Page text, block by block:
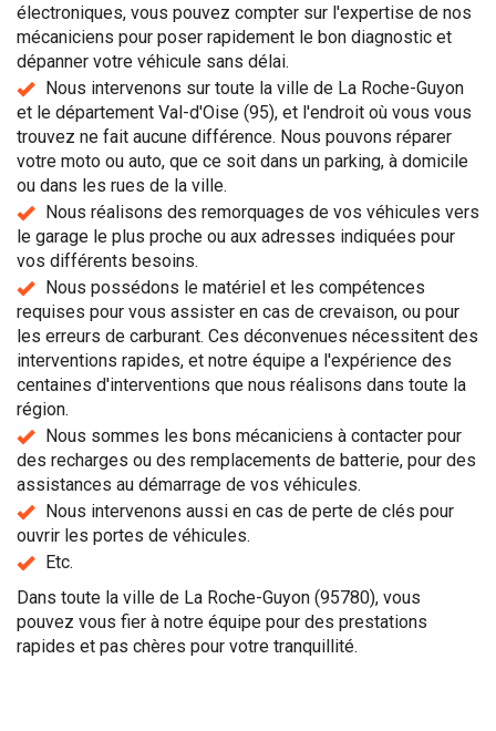
électroniques, vous pouvez compter sur l'expertise de nos
mécaniciens pour poser rapidement le bon diagnostic et
dépanner votre véhicule sans délai.
Nous intervenons sur toute la ville de La Roche-Guyon
et le département Val-d'Oise (95), et l'endroit où vous vous
trouvez ne fait aucune différence. Nous pouvons réparer
votre moto ou auto, que ce soit dans un parking, à domicile
ou dans les rues de la ville.
Nous réalisons des remorquages de vos véhicules vers
le garage le plus proche ou aux adresses indiquées pour
vos différents besoins.
Nous possédons le matériel et les compétences
requises pour vous assister en cas de crevaison, ou pour
les erreurs de carburant. Ces déconvenues nécessitent des
interventions rapides, et notre équipe a l'expérience des
centaines d'interventions que nous réalisons dans toute la
région.
Nous sommes les bons mécaniciens à contacter pour
des recharges ou des remplacements de batterie, pour des
assistances au démarrage de vos véhicules.
Nous intervenons aussi en cas de perte de clés pour
ouvrir les portes de véhicules.
Etc.
Dans toute la ville de La Roche-Guyon (95780), vous
pouvez vous fier à notre équipe pour des prestations
rapides et pas chères pour votre tranquillité.